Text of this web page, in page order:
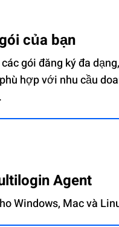
của bạn
gói đăng ký đa
hợp với nhu cầu
Agent
Windows, Mac và